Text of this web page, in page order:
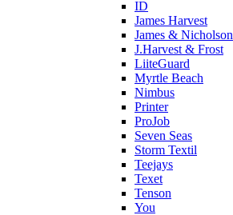
ID
James Harvest
James & Nicholson
J.Harvest & Frost
LiiteGuard
Myrtle Beach
Nimbus
Printer
ProJob
Seven Seas
Storm Textil
Teejays
Texet
Tenson
You